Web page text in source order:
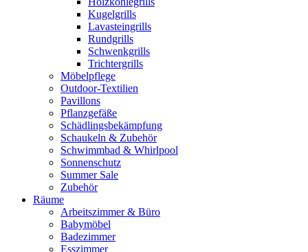
Kugelgrills
Lavasteingrills
Rundgrills
Schwenkgrills
Trichtergrills
Möbelpflege
Outdoor-Textilien
Pavillons
Pflanzgefäße
Schädlingsbekämpfung
Schaukeln & Zubehör
Schwimmbad & Whirlpool
Sonnenschutz
Summer Sale
Zubehör
Räume
Arbeitszimmer & Büro
Babymöbel
Badezimmer
Esszimmer